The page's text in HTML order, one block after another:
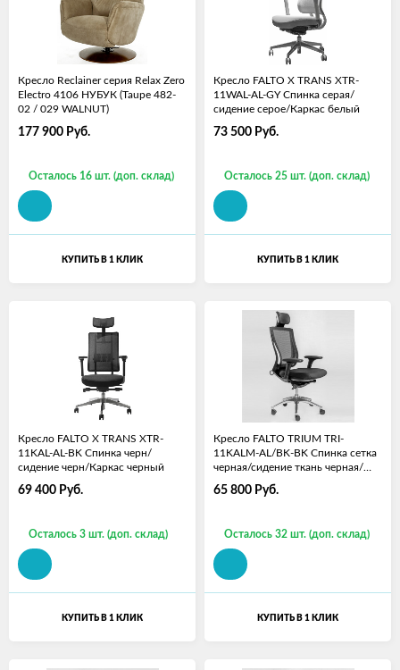
Кресло Reclainer серия Relax Zero
Electro 4106 НУБУК (Taupe 482-
02 / 029 WALNUT)
177 900 Руб.
Осталось 16 шт. (доп. склад)
КУПИТЬ В 1 КЛИК
Кресло FALTO X TRANS XTR-
11WAL-AL-GY Спинка серая/
сидение серое/Каркас белый
73 500 Руб.
Осталось 25 шт. (доп. склад)
КУПИТЬ В 1 КЛИК
Кресло FALTO X TRANS XTR-
11KAL-AL-BK Спинка черн/
сидение черн/Каркас черный
69 400 Руб.
Осталось 3 шт. (доп. склад)
КУПИТЬ В 1 КЛИК
Кресло FALTO TRIUM TRI-
11KALM-AL/BK-BK Спинка сетка
черная/сидение ткань черная/
Каркас черн
65 800 Руб.
Осталось 32 шт. (доп. склад)
КУПИТЬ В 1 КЛИК